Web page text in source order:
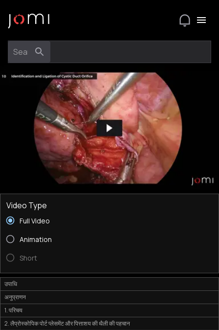
Video Type
Full Video
Animation
Short
उपाधि
अनुप्राणन
1. परिचय
2. लैप्रोस्कोपिक पोर्ट प्लेसमेंट और पित्ताशय की थैली की पहचान